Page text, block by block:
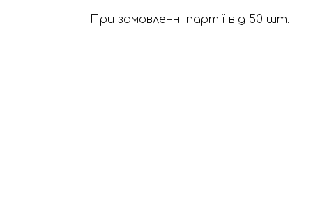
При замовленні партії від 50 шт.